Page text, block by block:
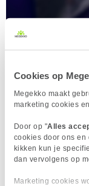
Cookies op
Megekko maakt
marketing cookies
Door op "Alles
cookies door ons en
kikken kun je
dan vervolgens op
Marketing cookies
Intel desktops zijn
professionele
DESKTOPS